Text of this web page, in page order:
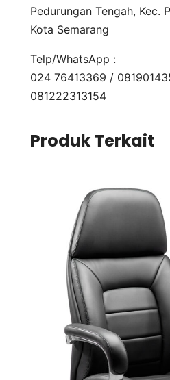
Pedurungan Tengah, Kec.
Kota Semarang
Telp/WhatsApp :
024 76413369 /
081222313154
Produk Terkait